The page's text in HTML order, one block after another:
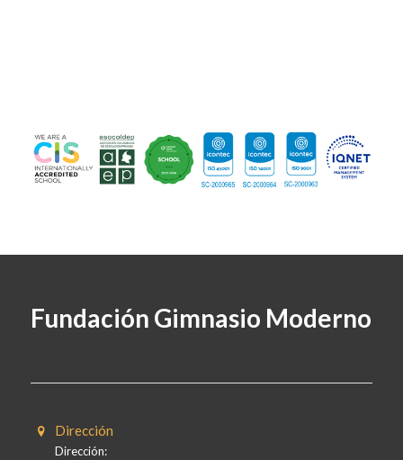
Fundación Gimnasio Moderno
Dirección
Dirección: